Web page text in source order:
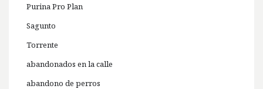
Purina Pro Plan
Sagunto
Torrente
abandonados en la calle
abandono de perros